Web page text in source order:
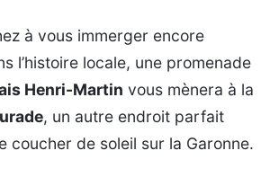
à vous immerger encore
l’histoire locale, une promenade
Henri-Martin vous mènera à la
, un autre endroit parfait
coucher de soleil sur la Garonne.